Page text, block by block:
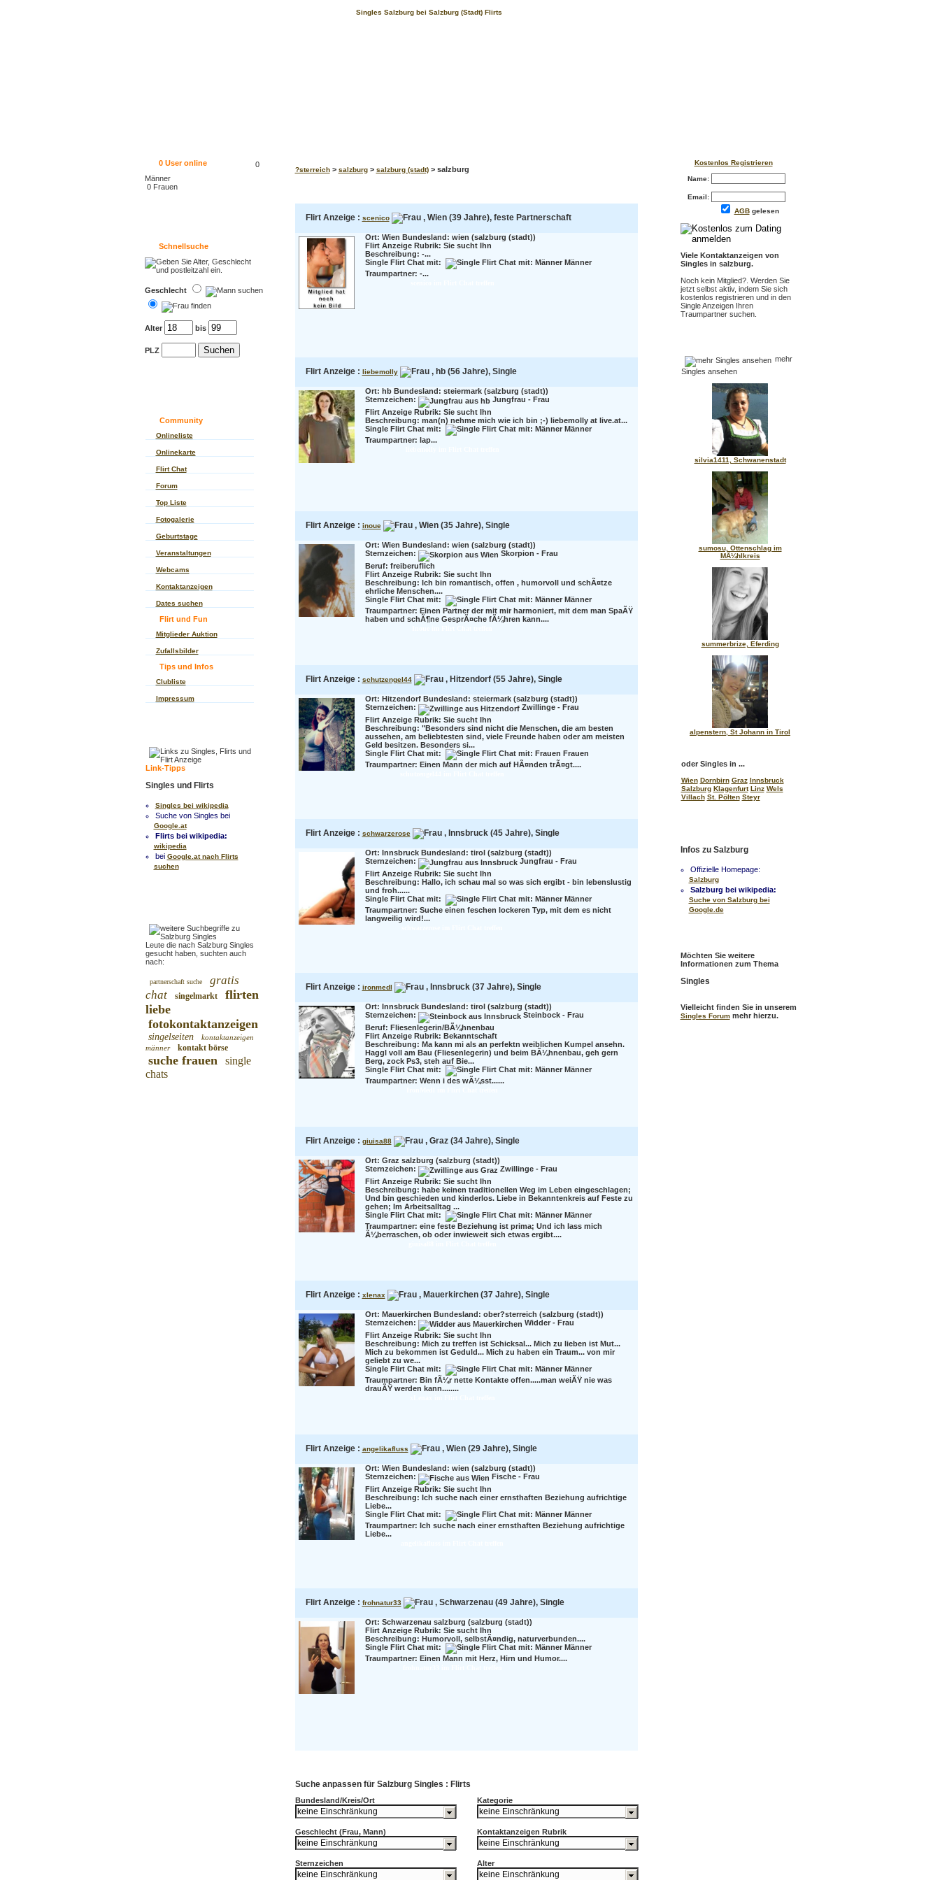
Singles Salzburg bei Salzburg (Stadt) Flirts
0User online
0
Männer
0 Frauen
Schnellsuche
Geschlecht
Alter bis
PLZ
Community
Onlineliste
Onlinekarte
Flirt Chat
Forum
Top Liste
Fotogalerie
Geburtstage
Veranstaltungen
Webcams
Kontaktanzeigen
Dates suchen
Flirt und Fun
Mitglieder Auktion
Zufallsbilder
Tips und Infos
Clubliste
Impressum
Link-Tipps
Singles und Flirts
Singles bei wikipedia
Suche von Singles bei
Google.at
Flirts bei wikipedia:
wikipedia
bei Google.at nach Flirts
suchen
Leute die nach Salzburg Singles
gesucht haben, suchten auch
nach:
partnerschaft suche
gratis
chat
singelmarkt
flirten
liebe
fotokontaktanzeigen
singelseiten
kontaktanzeigen
männer
kontakt börse
suche frauen
single
chats
Kostenlos Registrieren
Name:
Email:
AGBgelesen
Viele Kontaktanzeigen von
Singles in salzburg.
Noch kein Mitglied?. Werden Sie
jetzt selbst aktiv, indem Sie sich
kostenlos registrieren und in den
Single Anzeigen Ihren
Traumpartner suchen.
mehr
Singles ansehen
silvia1411, Schwanenstadt
sumosu, Ottenschlag im
MÃ¼hlkreis
summerbrize, Eferding
alpenstern, St Johann in Tirol
oder Singles in ...
Wien Dornbirn Graz Innsbruck
Salzburg Klagenfurt Linz Wels
Villach St. Pölten Steyr
Infos zu Salzburg
Offizielle Homepage:
Salzburg
Salzburg bei wikipedia:
Suche von Salzburg bei
Google.de
Möchten Sie weitere
Informationen zum Thema
Singles
Vielleicht finden Sie in unserem
Singles Forummehr hierzu.
?sterreich> salzburg> salzburg (stadt)> salzburg
Flirt Anzeige : scenico , Wien (39 Jahre), feste Partnerschaft
Ort: Wien Bundesland: wien (salzburg (stadt))
Flirt Anzeige Rubrik: Sie sucht Ihn
Beschreibung: -...
Single Flirt Chat mit:
Männer
Traumpartner: -...
Flirt Anzeige : liebemolly , hb (56 Jahre), Single
Ort: hb Bundesland: steiermark (salzburg (stadt))
Sternzeichen:
Jungfrau - Frau
Flirt Anzeige Rubrik: Sie sucht Ihn
Beschreibung: man(n) nehme mich wie ich bin ;-) liebemolly at live.at...
Single Flirt Chat mit:
Männer
Traumpartner: lap...
Flirt Anzeige : inoue , Wien (35 Jahre), Single
Ort: Wien Bundesland: wien (salzburg (stadt))
Sternzeichen:
Skorpion - Frau
Beruf: freiberuflich
Flirt Anzeige Rubrik: Sie sucht Ihn
Beschreibung: Ich bin romantisch, offen , humorvoll und schÃ¤tze
ehrliche Menschen....
Single Flirt Chat mit:
Männer
Traumpartner: Einen Partner der mit mir harmoniert, mit dem man SpaÃŸ
haben und schÃ¶ne GesprÃ¤che fÃ¼hren kann....
Flirt Anzeige : schutzengel44 , Hitzendorf (55 Jahre), Single
Ort: Hitzendorf Bundesland: steiermark (salzburg (stadt))
Sternzeichen:
Zwillinge - Frau
Flirt Anzeige Rubrik: Sie sucht Ihn
Beschreibung: "Besonders sind nicht die Menschen, die am besten
aussehen, am beliebtesten sind, viele Freunde haben oder am meisten
Geld besitzen. Besonders si...
Single Flirt Chat mit:
Frauen
Traumpartner: Einen Mann der mich auf HÃ¤nden trÃ¤gt....
Flirt Anzeige : schwarzerose , Innsbruck (45 Jahre), Single
Ort: Innsbruck Bundesland: tirol (salzburg (stadt))
Sternzeichen:
Jungfrau - Frau
Flirt Anzeige Rubrik: Sie sucht Ihn
Beschreibung: Hallo, ich schau mal so was sich ergibt - bin lebenslustig
und froh......
Single Flirt Chat mit:
Männer
Traumpartner: Suche einen feschen lockeren Typ, mit dem es nicht
langweilig wird!...
Flirt Anzeige : ironmedl , Innsbruck (37 Jahre), Single
Ort: Innsbruck Bundesland: tirol (salzburg (stadt))
Sternzeichen:
Steinbock - Frau
Beruf: Fliesenlegerin/BÃ¼hnenbau
Flirt Anzeige Rubrik: Bekanntschaft
Beschreibung: Ma kann mi als an perfektn weiblichen Kumpel ansehn.
Haggl voll am Bau (Fliesenlegerin) und beim BÃ¼hnenbau, geh gern
Berg, zock Ps3, steh auf Bie...
Single Flirt Chat mit:
Männer
Traumpartner: Wenn i des wÃ¼sst......
Flirt Anzeige : giuisa88 , Graz (34 Jahre), Single
Ort: Graz salzburg (salzburg (stadt))
Sternzeichen:
Zwillinge - Frau
Flirt Anzeige Rubrik: Sie sucht Ihn
Beschreibung: habe keinen traditionellen Weg im Leben eingeschlagen;
Und bin geschieden und kinderlos. Liebe in Bekanntenkreis auf Feste zu
gehen; Im Arbeitsalltag ...
Single Flirt Chat mit:
Männer
Traumpartner: eine feste Beziehung ist prima; Und ich lass mich
Ã¼berraschen, ob oder inwieweit sich etwas ergibt....
Flirt Anzeige : xlenax , Mauerkirchen (37 Jahre), Single
Ort: Mauerkirchen Bundesland: ober?sterreich (salzburg (stadt))
Sternzeichen:
Widder - Frau
Flirt Anzeige Rubrik: Sie sucht Ihn
Beschreibung: Mich zu treffen ist Schicksal... Mich zu lieben ist Mut...
Mich zu bekommen ist Geduld... Mich zu haben ein Traum... von mir
geliebt zu we...
Single Flirt Chat mit:
Männer
Traumpartner: Bin fÃ¼r nette Kontakte offen.....man weiÃŸ nie was
drauÃŸ werden kann........
Flirt Anzeige : angelikafluss , Wien (29 Jahre), Single
Ort: Wien Bundesland: wien (salzburg (stadt))
Sternzeichen:
Fische - Frau
Flirt Anzeige Rubrik: Sie sucht Ihn
Beschreibung: Ich suche nach einer ernsthaften Beziehung aufrichtige
Liebe...
Single Flirt Chat mit:
Männer
Traumpartner: Ich suche nach einer ernsthaften Beziehung aufrichtige
Liebe...
Flirt Anzeige : frohnatur33 , Schwarzenau (49 Jahre), Single
Ort: Schwarzenau salzburg (salzburg (stadt))
Flirt Anzeige Rubrik: Sie sucht Ihn
Beschreibung: Humorvoll, selbstÃ¤ndig, naturverbunden....
Single Flirt Chat mit:
Männer
Traumpartner: Einen Mann mit Herz, Hirn und Humor....
Suche anpassen für Salzburg Singles : Flirts
Bundesland/Kreis/Ort Kategorie
Geschlecht (Frau, Mann) Kontaktanzeigen Rubrik
Sternzeichen Alter